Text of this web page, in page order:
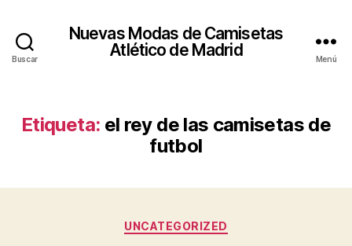
Buscar
Nuevas Modas de Camisetas
Atlético de Madrid
Menú
Etiqueta: el rey de las camisetas de
futbol
Categorías
UNCATEGORIZED